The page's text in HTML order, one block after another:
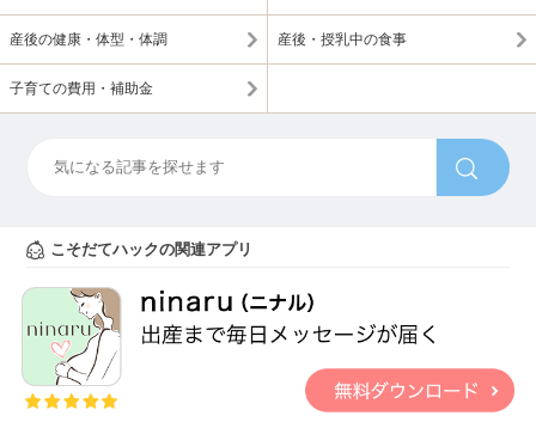
産後の健康・体型・体調 産後・授乳中の食事
子育ての費用・補助金
こそだてハックの関連アプリ